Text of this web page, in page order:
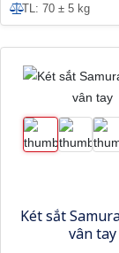
TL: 70 ± 5 kg
Két sắt
vân tay